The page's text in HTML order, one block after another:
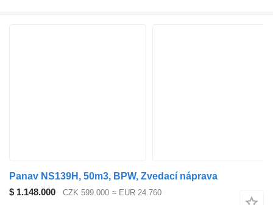
Panav NS139H, 50m3, BPW, Zvedací náprava
$ 1.148.000
CZK 599.000 ≈ EUR 24.760